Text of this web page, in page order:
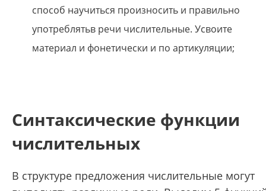
способ научиться произносить и правильно
употреблятьв речи числительные. Усвоите
материал и фонетически и по артикуляции;
Синтаксические функции
числительных
В структуре предложения числительные могут